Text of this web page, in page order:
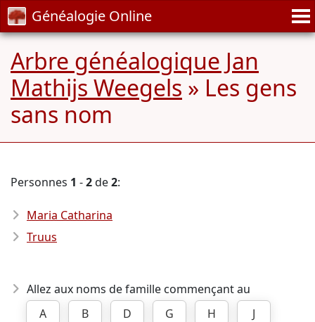
Généalogie Online
Arbre généalogique Jan
Mathijs Weegels » Les gens
sans nom
Personnes 1 -2de2:
Maria Catharina
Truus
Allez aux noms de famille commençant au
A
B D G H
J